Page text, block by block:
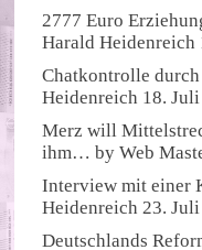
2777 Euro
Harald Heidenreich
Chatkontrolle
Heidenreich 18.
Merz will
ihm… byWeb
Interview mit einer
Heidenreich 23.
Deutschlands